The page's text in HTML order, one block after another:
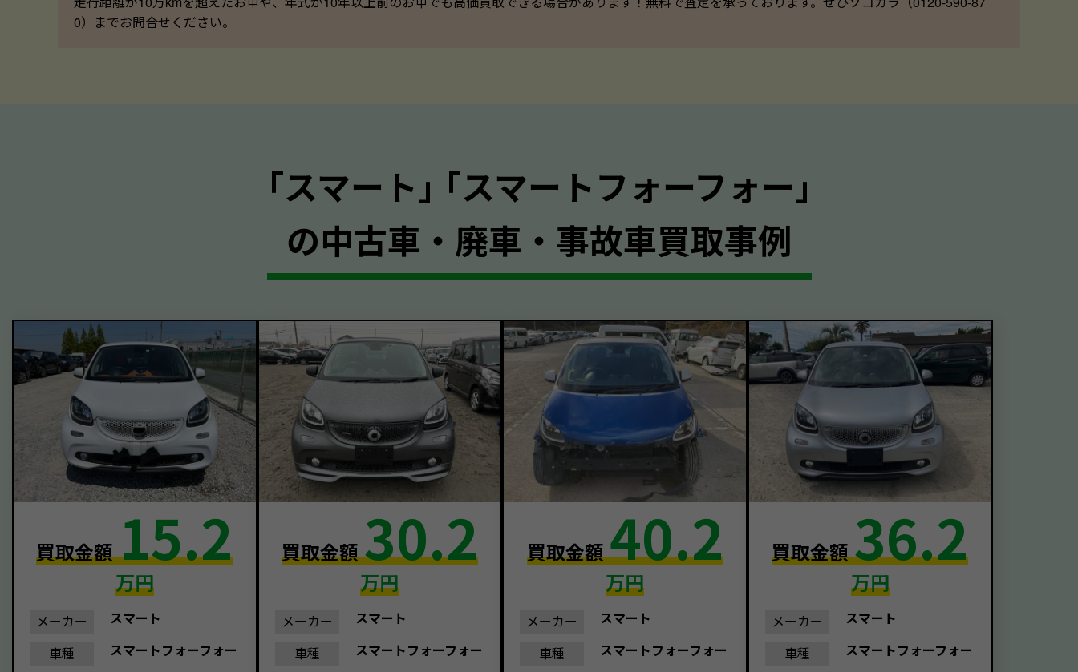
0）までお問合せください。
｢スマート｣ ｢スマートフォーフォー｣
の中古車・廃車・事故車買取事例
買取金額15.2
万円
メーカー
スマート
車種
スマートフォーフォー
買取金額30.2
万円
メーカー
スマート
車種
スマートフォーフォー
買取金額40.2
万円
メーカー
スマート
車種
スマートフォーフォー
買取金額36.2
万円
メーカー
スマート
車種
スマートフォーフォー